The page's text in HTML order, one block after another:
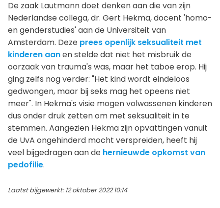
De zaak Lautmann doet denken aan die van zijn
Nederlandse collega, dr. Gert Hekma, docent 'homo-
en genderstudies' aan de Universiteit van
Amsterdam. Deze prees openlijk seksualiteit met
kinderen aanen stelde dat niet het misbruik de
oorzaak van trauma's was, maar het taboe erop. Hij
ging zelfs nog verder: "Het kind wordt eindeloos
gedwongen, maar bij seks mag het opeens niet
meer". In Hekma's visie mogen volwassenen kinderen
dus onder druk zetten om met seksualiteit in te
stemmen. Aangezien Hekma zijn opvattingen vanuit
de UvA ongehinderd mocht verspreiden, heeft hij
veel bijgedragen aan de hernieuwde opkomst van
pedofilie.
Laatst bijgewerkt: 12 oktober 2022 10:14